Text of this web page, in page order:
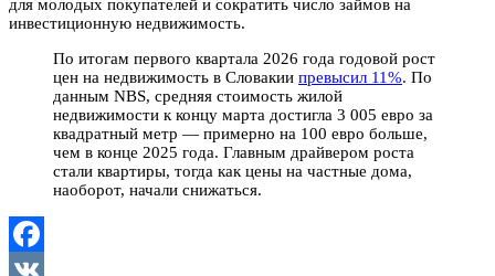
для молодых покупателей и сократить число займов на
инвестиционную недвижимость.
По итогам первого квартала 2026 года годовой рост
цен на недвижимость в Словакии превысил 11%. По
данным NBS, средняя стоимость жилой
недвижимости к концу марта достигла 3 005 евро за
квадратный метр — примерно на 100 евро больше,
чем в конце 2025 года. Главным драйвером роста
стали квартиры, тогда как цены на частные дома,
наоборот, начали снижаться.
Facebook